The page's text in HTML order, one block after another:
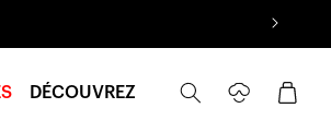
DÉCOUVREZ
connecter
Panier